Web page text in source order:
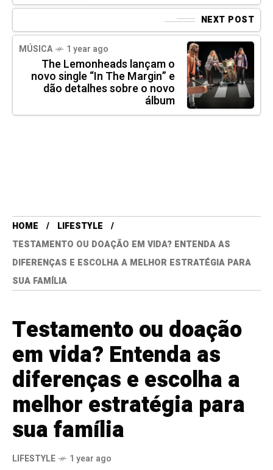
NEXT POST
MÚSICA 1 year ago
The Lemonheads lançam o
novo single “In The Margin” e
dão detalhes sobre o novo
álbum
HOME
LIFESTYLE
TESTAMENTO OU DOAÇÃO EM VIDA? ENTENDA AS
DIFERENÇAS E ESCOLHA A MELHOR ESTRATÉGIA PARA
SUA FAMÍLIA
Testamento ou doação
em vida? Entenda as
diferenças e escolha a
melhor estratégia para
sua família
LIFESTYLE 1 year ago